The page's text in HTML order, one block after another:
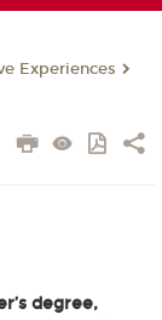
Experiences
degree,